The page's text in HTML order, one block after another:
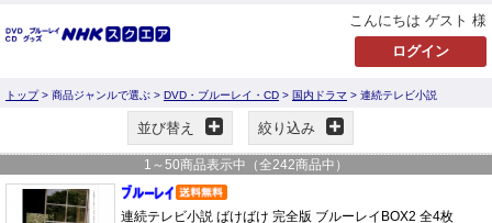
こんにちは ゲスト 様
トップ> 商品ジャンルで選ぶ > DVD・ブルーレイ・CD > 国内ドラマ > 連続テレビ小説
並び替え 絞り込み
1 ～ 50商品表示中（全242商品中）
連続テレビ小説 ばけばけ 完全版 ブルーレイBOX2 全4枚